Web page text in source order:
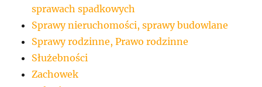
sprawach spadkowych
Sprawy nieruchomości, sprawy budowlane
Sprawy rodzinne, Prawo rodzinne
Służebności
Zachowek